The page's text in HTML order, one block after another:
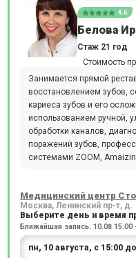
4.6
Белова
Стаж 21 год
Стоимость
Занимается прямой
восстановлением зубов,
кариеса зубов и его
использованием ручной,
обработки каналов,
поражений зубов,
системами ZOOM,
Медицинский центр
Москва, Ленинский пр-т, д.
Выберите день и время
Ближайшая запись: 10.08 15:00